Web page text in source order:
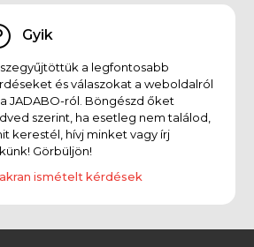
Gyik
a legfontosabb
és válaszokat a weboldalról
JADABO-ról. Böngészd őket
szerint, ha esetleg nem találod,
kerestél, hívj minket vagy írj
Görbüljön!
ismételt kérdések